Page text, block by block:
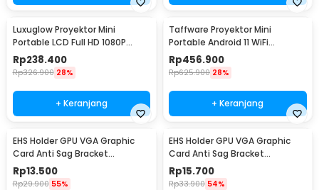
Luxuglow Proyektor Mini
Portable LCD Full HD 1080P
Built-in Speaker - YT200
Rp238.400
Rp326.900 28%
+ Keranjang
Taffware Proyektor Mini
Portable Android 11 WiFi
Bluetooth 200 ANSI - HY300
Rp456.900
Rp625.900 28%
+ Keranjang
EHS Holder GPU VGA Graphic
Card Anti Sag Bracket
Teleskopik Magnetic 25–
50mm - GX30
Rp13.500
Rp29.900 55%
EHS Holder GPU VGA Graphic
Card Anti Sag Bracket
Teleskopik Magnetic 50–
75mm - GX30
Rp15.700
Rp33.900 54%